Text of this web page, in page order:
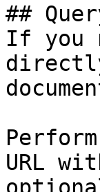
##
If you
URL